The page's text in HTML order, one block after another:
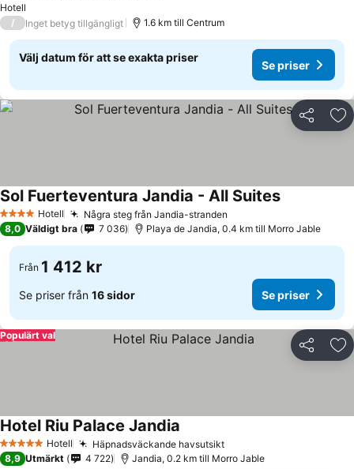
Hotell
/ Inget betyg tillgängligt 1.6 km till Centrum
Välj datum för att se exakta priser
Se priser
Dela
4 StjärnorHotell Några steg från Jandia-stranden
Sol Fuerteventura Jandia - All Suites
8,0 Väldigt bra 7 036 Playa de Jandia, 0.4 km till Morro Jable
Från 1 412 kr
Se priser från 16 sidor Se priser
Dela
Populärt val
5 Stjärnor Hotell Häpnadsväckande havsutsikt
Hotel Riu Palace Jandia
8,9 Utmärkt 4 722 Jandia, 0.2 km till Morro Jable